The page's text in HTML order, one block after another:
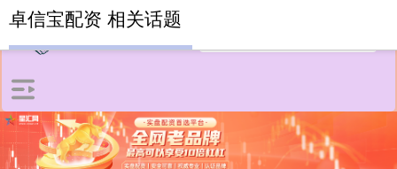
卓信宝配资 相关话题